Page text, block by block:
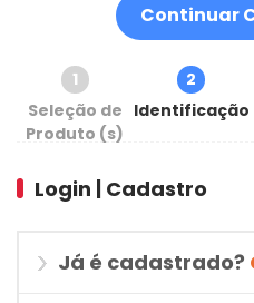
Continuar
1
Seleção de
Produto (s)
2
Identificação
Login | Cadastro
Já é cadastrado?